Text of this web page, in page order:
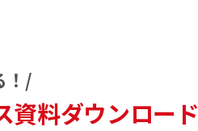
！/
資料ダウンロード